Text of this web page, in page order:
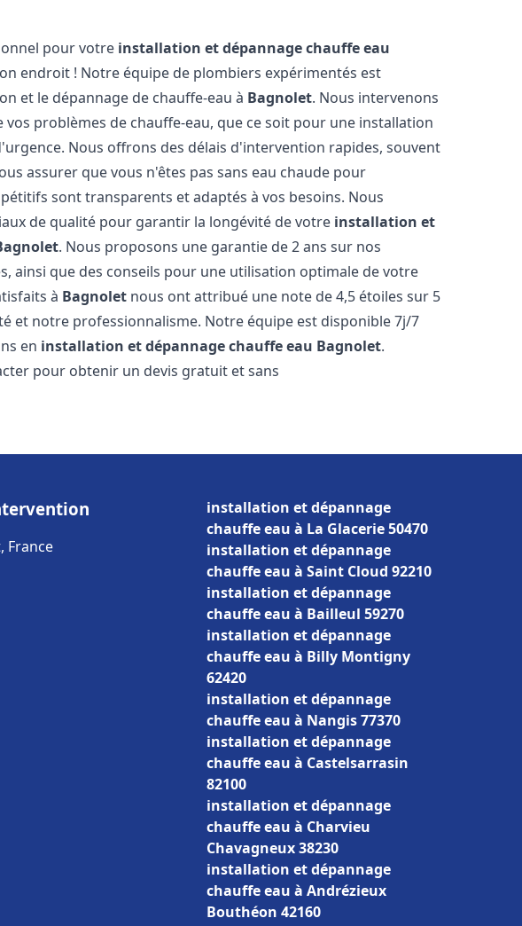
pour votre installation et dépannage chauffe eau
endroit ! Notre équipe de plombiers expérimentés est
et le dépannage de chauffe-eau à Bagnolet. Nous intervenons
problèmes de chauffe-eau, que ce soit pour une installation
Nous offrons des délais d'intervention rapides, souvent
assurer que vous n'êtes pas sans eau chaude pour
sont transparents et adaptés à vos besoins. Nous
de qualité pour garantir la longévité de votre installation et
. Nous proposons une garantie de 2 ans sur nos
ainsi que des conseils pour une utilisation optimale de votre
à Bagnolet nous ont attribué une note de 4,5 étoiles sur 5
et notre professionnalisme. Notre équipe est disponible 7j/7
en installation et dépannage chauffe eau Bagnolet.
pour obtenir un devis gratuit et sans
France
installation et dépannage
chauffe eau à La Glacerie 50470
installation et dépannage
chauffe eau à Saint Cloud 92210
installation et dépannage
chauffe eau à Bailleul 59270
installation et dépannage
chauffe eau à Billy Montigny
62420
installation et dépannage
chauffe eau à Nangis 77370
installation et dépannage
chauffe eau à Castelsarrasin
82100
installation et dépannage
chauffe eau à Charvieu
Chavagneux 38230
installation et dépannage
chauffe eau à Andrézieux
Bouthéon 42160